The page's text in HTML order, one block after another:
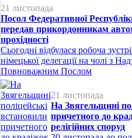
21 листопада
Посол Федеративної
передав прикордонникам
прохідності
Сьогодні відбулася робоча
німецької делегації на чолі з
Повноважним Послом
21 листопада
На Звягельщині
причетного до
релігійних споруд